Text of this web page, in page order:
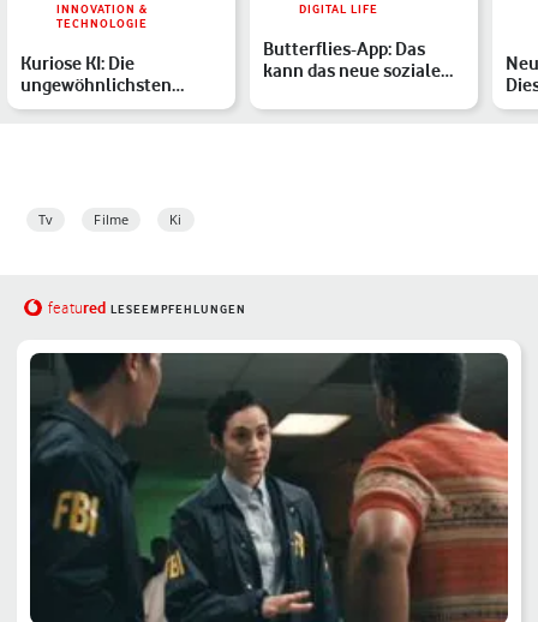
INNOVATION &
TECHNOLOGIE
Kuriose KI: Die
ungewöhnlichsten
Anwendungen für
DIGITAL LIFE
Butterflies-App: Das
kann das neue soziale
Tv Filme Ki
featured LESEEMPFEHLUNGEN